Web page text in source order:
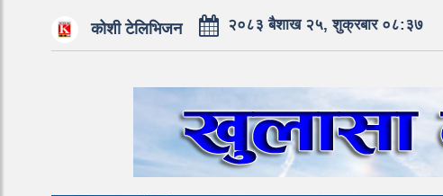
कोशी टेलिभिजन २०८३ बैशाख २५, शुक्रबार ०८:३७